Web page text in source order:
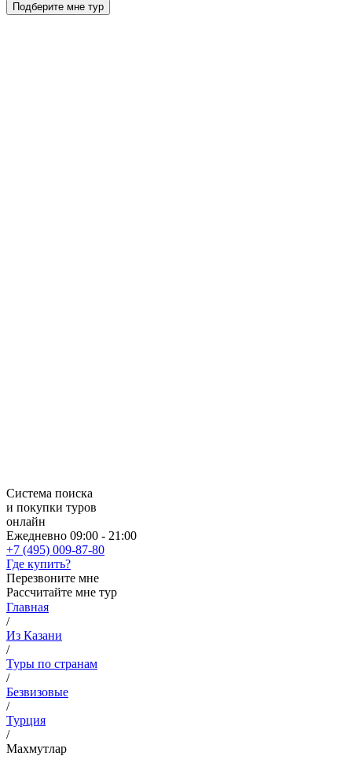
Подберите мне тур
Система поиска
и покупки туров
онлайн
Ежедневно 09:00 - 21:00
+7 (495) 009-87-80
Где купить?
Перезвоните мне
Рассчитайте мне тур
Главная
/
Из Казани
/
Туры по странам
/
Безвизовые
/
Турция
/
Махмутлар